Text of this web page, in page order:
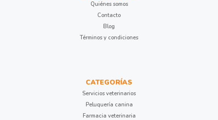
Quiénes somos
Contacto
Blog
Términos y condiciones
CATEGORÍAS
Servicios veterinarios
Peluquería canina
Farmacia veterinaria